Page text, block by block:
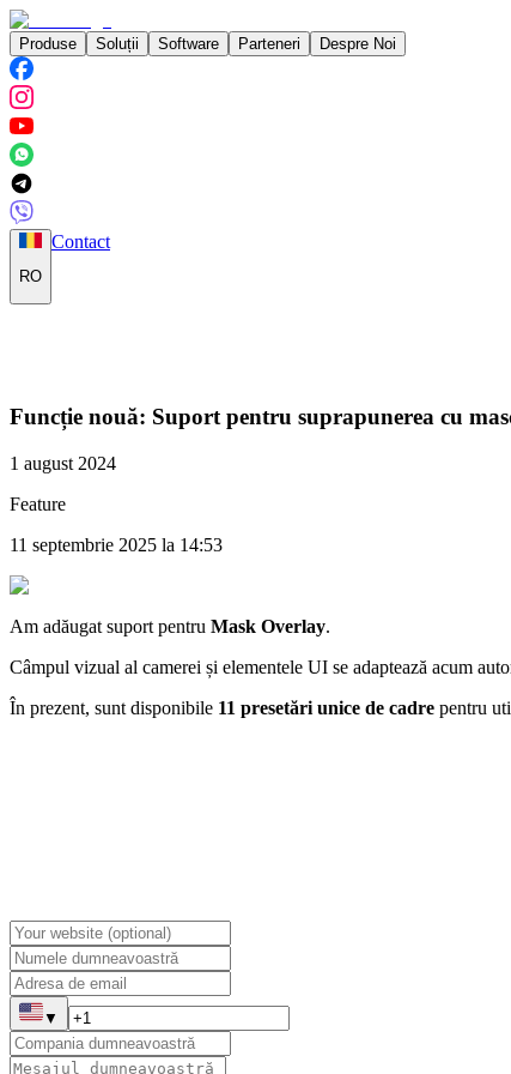
Produse Soluții Software Parteneri Despre Noi
RO
Contact
Funcție nouă: Suport pentru suprapunerea cu
1 august 2024
Feature
11 septembrie 2025 la 14:53
Am adăugat suport pentru Mask Overlay.
Câmpul vizual al camerei și elementele UI se adaptează acum
În prezent, sunt disponibile 11 presetări unice de cadre pentru
▼